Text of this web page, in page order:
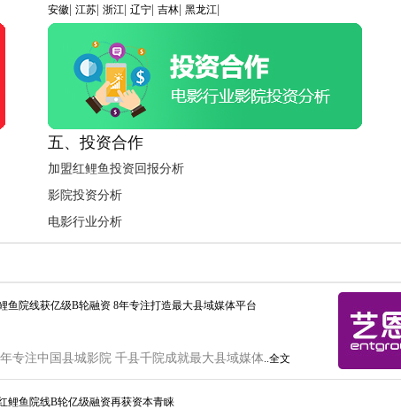
安徽 江苏 浙江 辽宁 吉林 黑龙江
五、投资合作
加盟红鲤鱼投资回报分析
影院投资分析
电影行业分析
鱼院线获亿级B轮融资 8年专注打造最大县域媒体平台
专注中国县城影院 千县千院成就最大县域媒体..全文
鲤鱼院线B轮亿级融资再获资本青睐